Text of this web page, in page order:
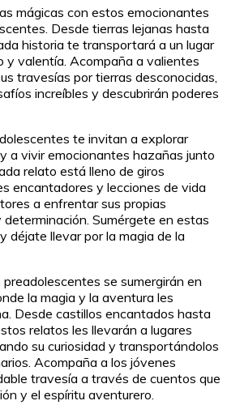
mágicas con estos emocionantes
Desde tierras lejanas hasta
historia te transportará a un lugar
y valentía. Acompaña a valientes
travesías por tierras desconocidas,
increíbles y descubrirán poderes
te invitan a explorar
a vivir emocionantes hazañas junto
relato está lleno de giros
encantadores y lecciones de vida
a enfrentar sus propias
Sumérgete en estas
déjate llevar por la magia de la
se sumergirán en
la magia y la aventura les
Desde castillos encantados hasta
relatos les llevarán a lugares
su curiosidad y transportándolos
Acompaña a los jóvenes
travesía a través de cuentos que
y el espíritu aventurero.